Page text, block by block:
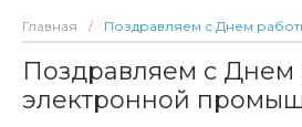
Главная / Поздравляем с Днем
Поздравляем с Днем
электронной